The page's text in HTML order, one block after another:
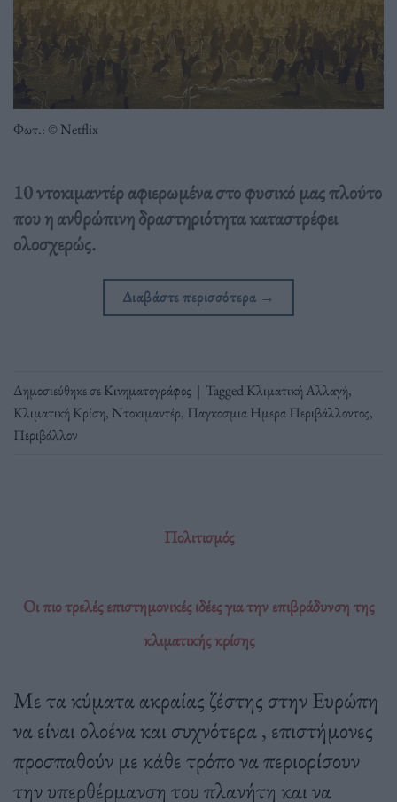
Φωτ.: © Netflix
10 ντοκιμαντέρ αφιερωμένα στο φυσικό μας πλούτο
που η ανθρώπινη δραστηριότητα καταστρέφει
ολοσχερώς.
Διαβάστε περισσότερα →
Δημοσιεύθηκε σεΚινηματογράφος | TaggedΚλιματική Αλλαγή,
Κλιματική Κρίση, Ντοκιμαντέρ, Παγκοσμια Ημερα Περιβάλλοντος,
Περιβάλλον
Πολιτισμός
Οι πιο τρελές επιστημονικές ιδέες για την επιβράδυνση της
κλιματικής κρίσης
Με τα κύματα ακραίας ζέστης στην Ευρώπη
να είναι ολοένα και συχνότερα , επιστήμονες
προσπαθούν με κάθε τρόπο να περιορίσουν
την υπερθέρμανση του πλανήτη και να